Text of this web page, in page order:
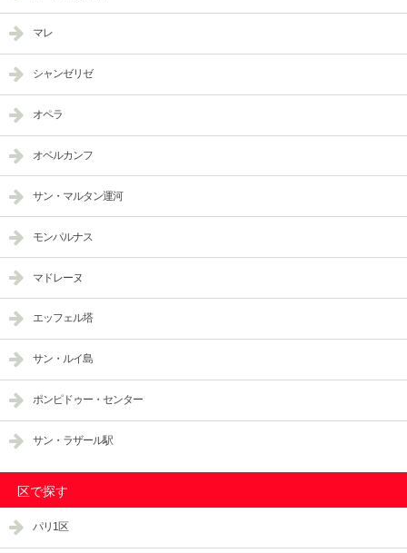
マレ
シャンゼリゼ
オペラ
オベルカンフ
サン・マルタン運河
モンパルナス
マドレーヌ
エッフェル塔
サン・ルイ島
ポンピドゥー・センター
サン・ラザール駅
区で探す
パリ1区